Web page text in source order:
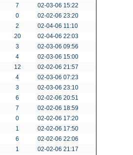
7
02-03-06 15:22
0
02-02-06 23:20
2
02-04-06 11:10
20
02-04-06 22:03
3
02-03-06 09:56
4
02-03-06 15:00
12
02-02-06 21:57
4
02-03-06 07:23
3
02-03-06 23:10
6
02-02-06 20:51
7
02-02-06 18:59
0
02-02-06 17:20
1
02-02-06 17:50
6
02-02-06 22:06
1
02-02-06 21:17